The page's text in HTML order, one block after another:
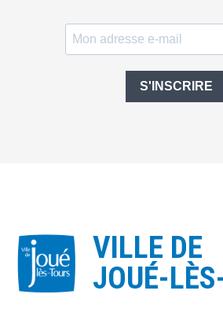
S'INSCRIRE
VILLE DE
JOUÉ-